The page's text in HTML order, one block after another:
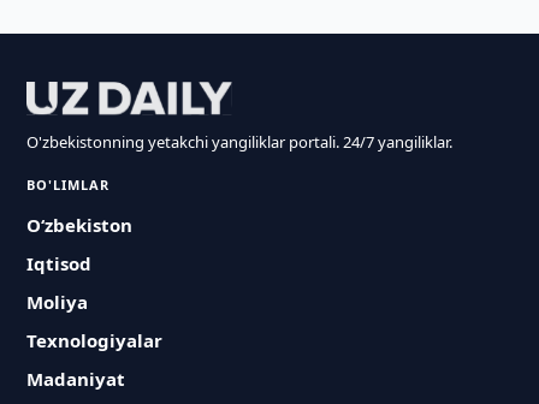
O'zbekistonning yetakchi yangiliklar portali. 24/7 yangiliklar.
BO'LIMLAR
O‘zbekiston
Iqtisod
Moliya
Texnologiyalar
Madaniyat